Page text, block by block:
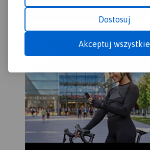
Dostosuj
Akceptuj wszystkie